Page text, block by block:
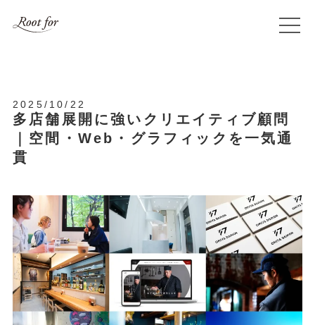
2025/10/22
多店舗展開に強いクリエイティブ顧問
｜空間・Web・グラフィックを一気通
貫